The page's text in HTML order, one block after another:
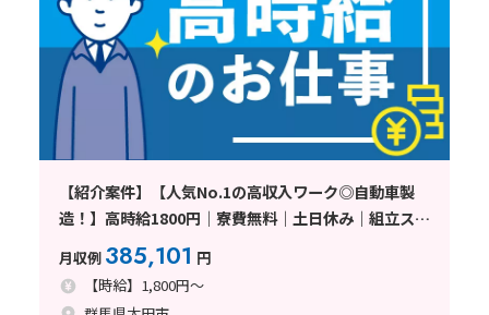
【紹介案件】【人気No.1の高収入ワーク◎自動車製
造！】高時給1800円｜寮費無料｜土日休み｜組立スタ
ッフ｜未経験OK｜即日面接OK｜正社員登用制度あり
〈群馬県太田市〉
月収例 385,101 円
【時給】1,800円～